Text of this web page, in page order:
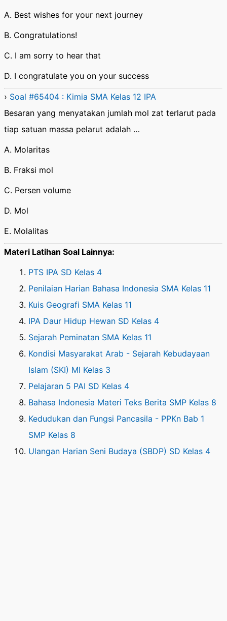
A. Best wishes for your next journey
B. Congratulations!
C. I am sorry to hear that
D. I congratulate you on your success
› Soal #65404 : Kimia SMA Kelas 12 IPA
Besaran yang menyatakan jumlah mol zat terlarut pada
tiap satuan massa pelarut adalah …
A. Molaritas
B. Fraksi mol
C. Persen volume
D. Mol
E. Molalitas
Materi Latihan Soal Lainnya:
PTS IPA SD Kelas 4
Penilaian Harian Bahasa Indonesia SMA Kelas 11
Kuis Geografi SMA Kelas 11
IPA Daur Hidup Hewan SD Kelas 4
Sejarah Peminatan SMA Kelas 11
Kondisi Masyarakat Arab - Sejarah Kebudayaan
Islam (SKI) MI Kelas 3
Pelajaran 5 PAI SD Kelas 4
Bahasa Indonesia Materi Teks Berita SMP Kelas 8
Kedudukan dan Fungsi Pancasila - PPKn Bab 1
SMP Kelas 8
Ulangan Harian Seni Budaya (SBDP) SD Kelas 4